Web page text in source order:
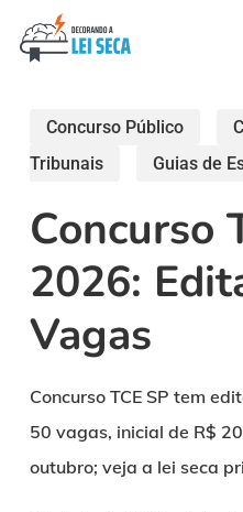
contentConcurso Público
Tribunais
Guias de
Concurso
2026:
Vagas
Concurso TCE SP tem
50 vagas, inicial de R$
outubro; veja a lei seca